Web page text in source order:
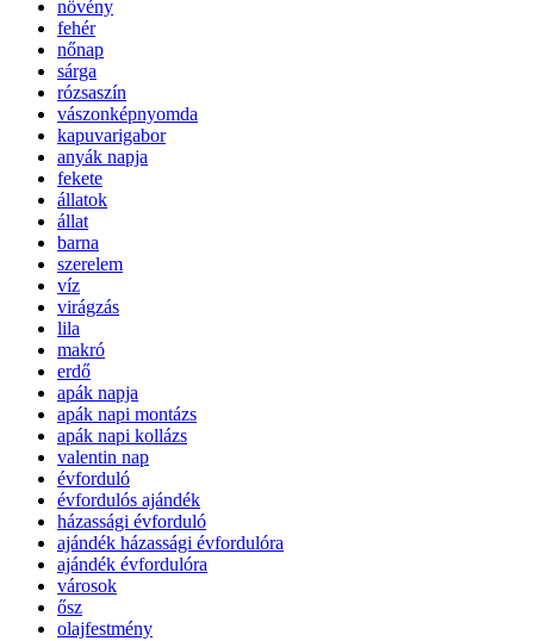
növény
fehér
nőnap
sárga
rózsaszín
vászonképnyomda
kapuvarigabor
anyák napja
fekete
állatok
állat
barna
szerelem
víz
virágzás
lila
makró
erdő
apák napja
apák napi montázs
apák napi kollázs
valentin nap
évforduló
évfordulós ajándék
házassági évforduló
ajándék házassági évfordulóra
ajándék évfordulóra
városok
ősz
olajfestmény